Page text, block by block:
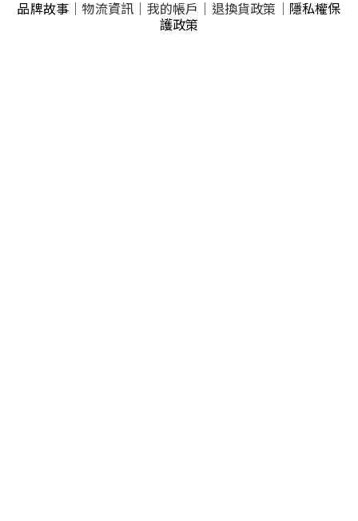
品牌故事 物流資訊 我的帳戶 退換貨政策
隱私權保
護政策